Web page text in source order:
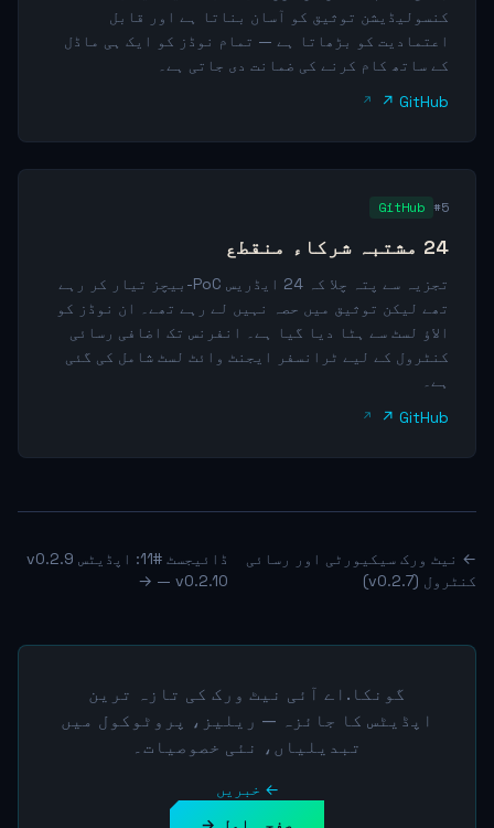
کنسولیڈیشن توثیق کو آسان بناتا ہے اور قابل
اعتمادیت کو بڑھاتا ہے — تمام نوڈز کو ایک ہی ماڈل
کے ساتھ کام کرنے کی ضمانت دی جاتی ہے۔
GitHub ↗
#5
GitHub
24 مشتبہ شرکاء منقطع
تجزیہ سے پتہ چلا کہ 24 ایڈریس PoC-بیچز تیار کر رہے
تھے لیکن توثیق میں حصہ نہیں لے رہے تھے۔ ان نوڈز کو
الاؤ لسٹ سے ہٹا دیا گیا ہے۔ انفرنس تک اضافی رسائی
کنٹرول کے لیے ٹرانسفر ایجنٹ وائٹ لسٹ شامل کی گئی
ہے۔
GitHub ↗
← نیٹ ورک سیکیورٹی اور رسائی
کنٹرول (v0.2.7)
ڈائیجسٹ #11: اپڈیٹس v0.2.9
— v0.2.10 →
گونکا.اے آئی نیٹ ورک کی تازہ ترین
اپڈیٹس کا جائزہ — ریلیز، پروٹوکول میں
تبدیلیاں، نئی خصوصیات۔
← خبریں